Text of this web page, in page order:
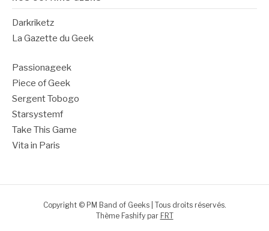
Darkriketz
La Gazette du Geek
Passionageek
Piece of Geek
Sergent Tobogo
Starsystemf
Take This Game
Vita in Paris
Copyright © PM Band of Geeks | Tous droits réservés.
Thème Fashify par FRT